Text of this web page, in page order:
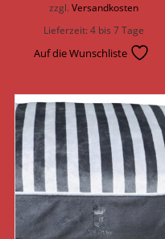
zzgl.Versandkosten
Lieferzeit:4 bis 7 Tage
Auf die Wunschliste